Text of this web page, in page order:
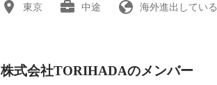
東京 中途 海外進出している
株式会社TORIHADAのメンバー